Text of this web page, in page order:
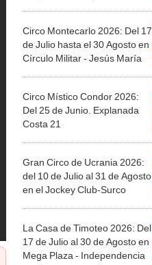
Circo Montecarlo 2026: Del 17
de Julio hasta el 30 Agosto en
Círculo Militar - Jesús María
Circo Místico Condor 2026:
Del 25 de Junio. Explanada
Costa 21
Gran Circo de Ucrania 2026:
del 10 de Julio al 31 de Agosto
en el Jockey Club-Surco
La Casa de Timoteo 2026: Del
17 de Julio al 30 de Agosto en
Mega Plaza - Independencia